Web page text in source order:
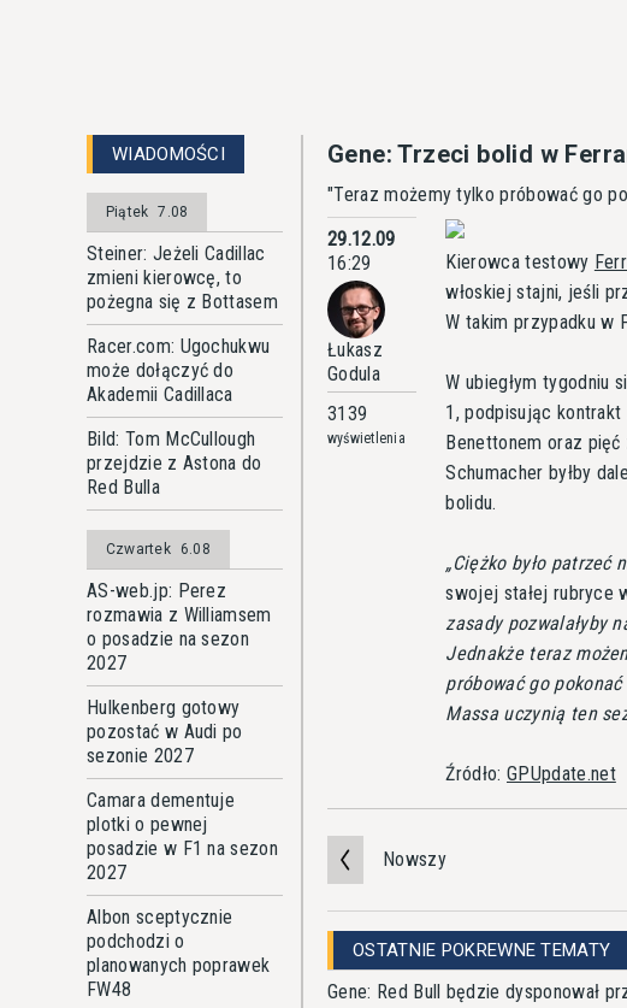
WIADOMOŚCI
Piątek 7.08
Steiner: Jeżeli Cadillac
zmieni kierowcę, to
pożegna się z Bottasem
Racer.com: Ugochukwu
może dołączyć do
Akademii Cadillaca
Bild: Tom McCullough
przejdzie z Astona do
Red Bulla
Czwartek 6.08
AS-web.jp: Perez
rozmawia z Williamsem
o posadzie na sezon
2027
Hulkenberg gotowy
pozostać w Audi po
sezonie 2027
Camara dementuje
plotki o pewnej
posadzie w F1 na sezon
2027
Albon sceptycznie
podchodzi o
planowanych poprawek
FW48
Gene: Trzeci bolid w
"Teraz możemy tylko próbować go
29.12.09
16:29
Łukasz
Godula
3139
wyświetlenia
Kierowca testowy
włoskiej stajni, jeśli
W takim przypadku w
W ubiegłym tygodniu
1, podpisując kontrakt
Benettonem oraz pięć
Schumacher byłby
bolidu.
Ciężko było patrzeć
swojej stałej rubryce
zasady pozwalałyby
Jednakże teraz
próbować go
Massa uczynią ten
Źródło: GPUpdate.net
Nowszy
OSTATNIE POKREWNE TEMATY
Gene: Red Bull będzie dysponował